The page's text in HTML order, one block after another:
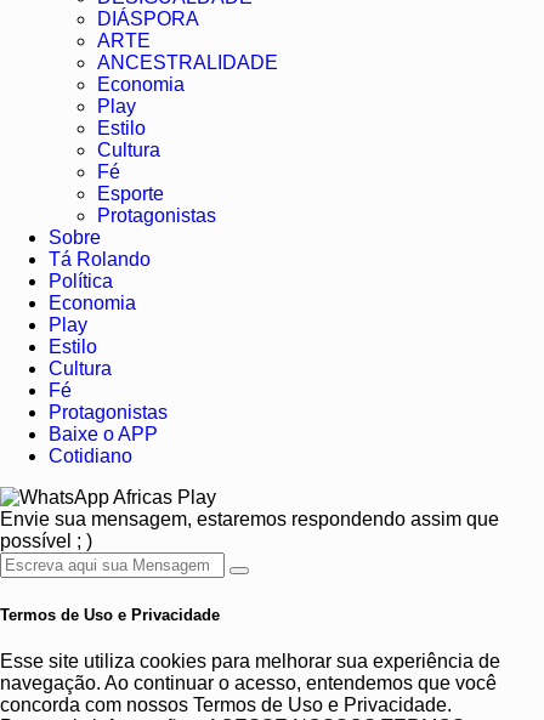
DIÁSPORA
ARTE
ANCESTRALIDADE
Economia
Play
Estilo
Cultura
Fé
Esporte
Protagonistas
Sobre
Tá Rolando
Política
Economia
Play
Estilo
Cultura
Fé
Protagonistas
Baixe o APP
Cotidiano
Africas Play
Envie sua mensagem, estaremos respondendo assim que
possível ; )
Termos de Uso e Privacidade
Esse site utiliza cookies para melhorar sua experiência de
navegação. Ao continuar o acesso, entendemos que você
concorda com nossos Termos de Uso e Privacidade.